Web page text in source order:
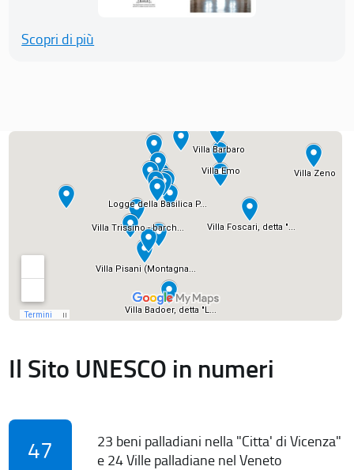
Scopri di più
Il Sito UNESCO in numeri
47
23 beni palladiani nella "Citta' di Vicenza"
e 24 Ville palladiane nel Veneto